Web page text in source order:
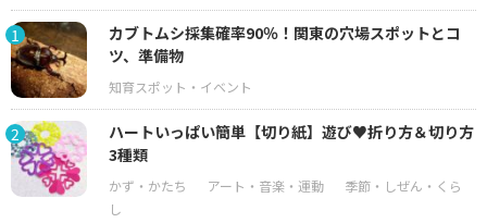
1
カブトムシ採集確率90％！関東の穴場スポットとコ
ツ、準備物
2
ハートいっぱい簡単【切り紙】遊び♥折り方＆切り方
3種類